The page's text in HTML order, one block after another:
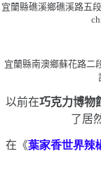
宜蘭縣礁溪鄉礁溪路五
宜蘭縣南澳鄉蘇花路二
以前在巧克力博物
了居
在《葉家香世界辣